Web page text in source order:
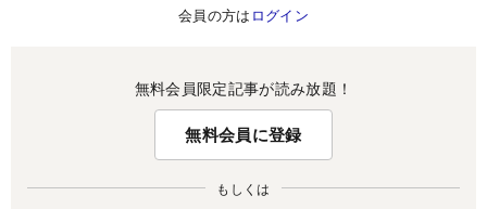
会員の方は ログイン
無料会員限定記事が読み放題！
無料会員に登録
もしくは